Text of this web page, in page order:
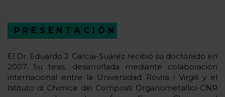
PRESENTACIÓN
El Dr. Eduardo J. García-Suárez recibió su doctorado en
2007. Su tesis, desarrollada mediante colaboración
internacional entre la Universidad Rovira i Virgili y el
Istituto di Chimica dei Composti Organometallici-CNR